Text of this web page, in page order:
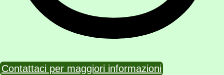
Contattaci per maggiori informazioni